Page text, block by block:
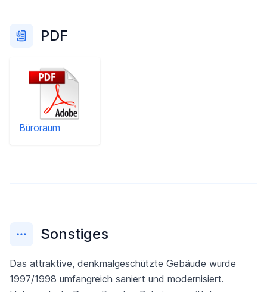
PDF
Büroraum
Sonstiges
Das attraktive, denkmalgeschützte Gebäude wurde
1997/1998 umfangreich saniert und modernisiert.